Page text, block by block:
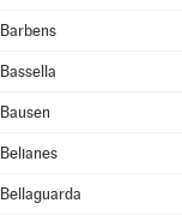
Barbens
Bassella
Bausen
Belianes
Bellaguarda